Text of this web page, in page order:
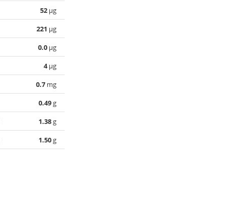
52 µg
221 µg
0.0 µg
4µg
0.7 mg
0.49g
1.38g
1.50g